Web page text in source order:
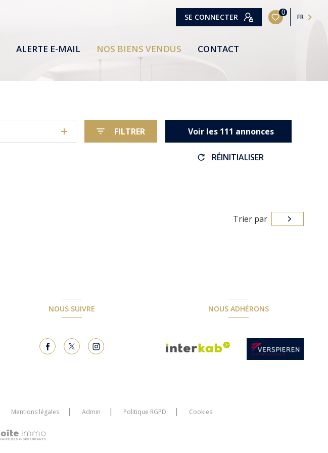
SE CONNECTER 0
FR
ALERTE E-MAIL NOS BIENS VENDUS CONTACT
FILTRER Voir les 111 annonces
RÉINITIALISER
Trier par
NOUS SUIVRE NOUS ADHÉRONS
Mentions légales Admin Politique RGPD Cookies